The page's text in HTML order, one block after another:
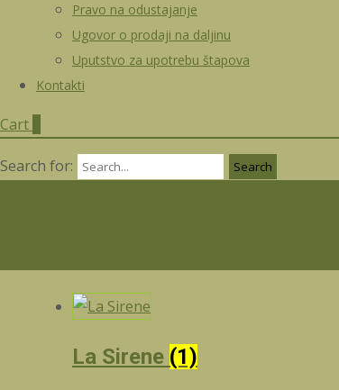
Pravo na odustajanje
Ugovor o prodaji na daljinu
Uputstvo za upotrebu štapova
Kontakti
Cart
Search for:
La Sirene (1)